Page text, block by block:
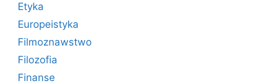
Etyka
Europeistyka
Filmoznawstwo
Filozofia
Finanse